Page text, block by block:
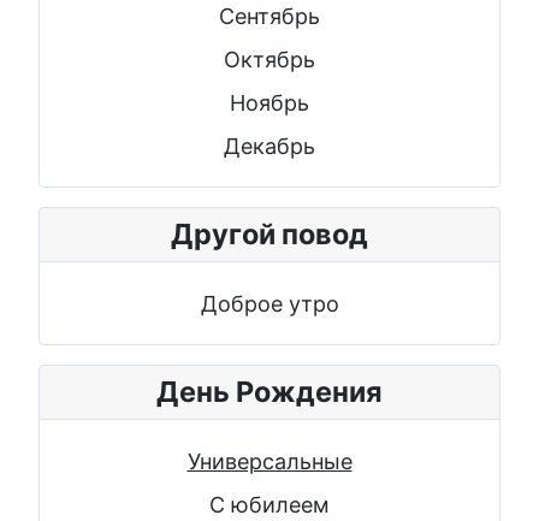
Сентябрь
Октябрь
Ноябрь
Декабрь
Другой повод
Доброе утро
День Рождения
Универсальные
С юбилеем